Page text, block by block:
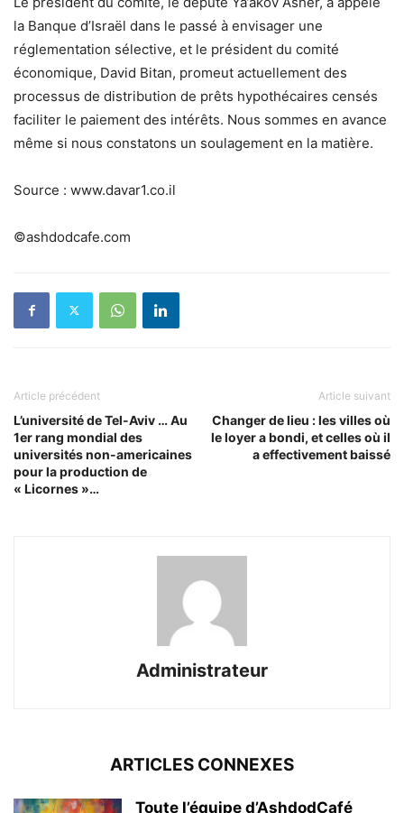
la Banque d’Israël dans le passé à envisager une
réglementation sélective, et le président du comité
économique, David Bitan, promeut actuellement des
processus de distribution de prêts hypothécaires censés
faciliter le paiement des intérêts. Nous sommes en avance
même si nous constatons un soulagement en la matière.
Source : www.davar1.co.il
©ashdodcafe.com
Article précédent
L’université de Tel-Aviv … Au
1er rang mondial des
universités non-americaines
pour la production de
« Licornes »…
Article suivant
Changer de lieu : les villes où
le loyer a bondi, et celles où il
a effectivement baissé
Administrateur
ARTICLES CONNEXES
Toute l’équipe d’AshdodCafé